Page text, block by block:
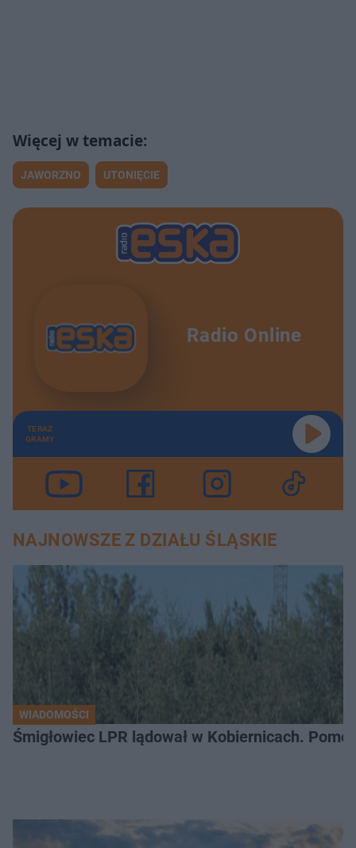
JAWORZNO UTONIĘCIE
Radio Online
TERAZ
GRAMY
NAJNOWSZE Z DZIAŁU ŚLĄSKIE
WIADOMOŚCI
Śmigłowiec LPR lądował w Kobiernicach.